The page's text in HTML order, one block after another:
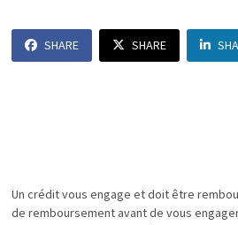
SHARE SHARE
Un crédit vous engage et doit être
de remboursement avant de vous